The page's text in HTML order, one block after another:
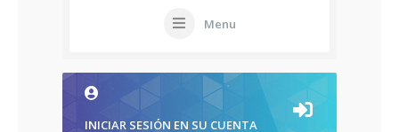
Menu
INICIAR SESIÓN EN SU CUENTA